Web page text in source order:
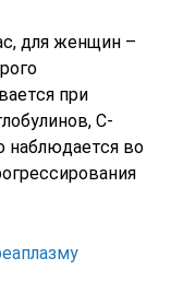
для женщин –
при
С-
наблюдается во